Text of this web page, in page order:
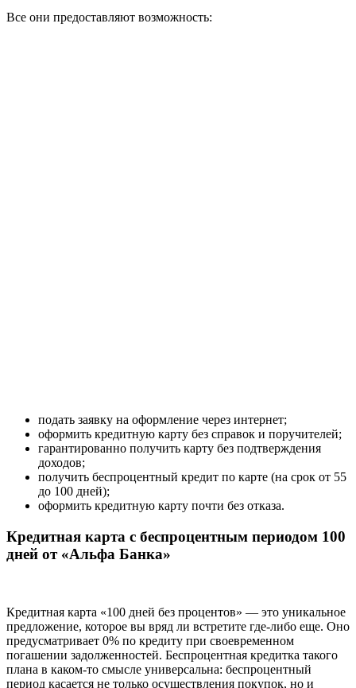
Все они предоставляют возможность:
подать заявку на оформление через интернет;
оформить кредитную карту без справок и поручителей;
гарантированно получить карту без подтверждения
доходов;
получить беспроцентный кредит по карте (на срок от 55
до 100 дней);
оформить кредитную карту почти без отказа.
Кредитная карта с беспроцентным периодом 100
дней от «Альфа Банка»
Кредитная карта «100 дней без процентов» — это уникальное
предложение, которое вы вряд ли встретите где-либо еще. Оно
предусматривает 0% по кредиту при своевременном
погашении задолженностей. Беспроцентная кредитка такого
плана в каком-то смысле универсальна: беспроцентный
период касается не только осуществления покупок, но и